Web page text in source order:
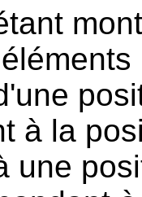
à la
une